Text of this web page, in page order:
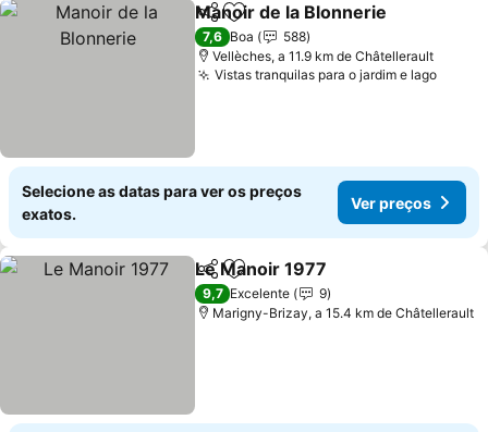
PartilharAdicionar aos favoritos
Manoir de la Blonnerie
7,6 Boa
588
Vellèches, a 11.9 km de Châtellerault
Vistas tranquilas para o jardim e lago
Selecione as datas para ver os preços
exatos.
Ver preços
PartilharAdicionar aos favoritos
Le Manoir 1977
9,7 Excelente
9
Marigny-Brizay, a 15.4 km de Châtellerault